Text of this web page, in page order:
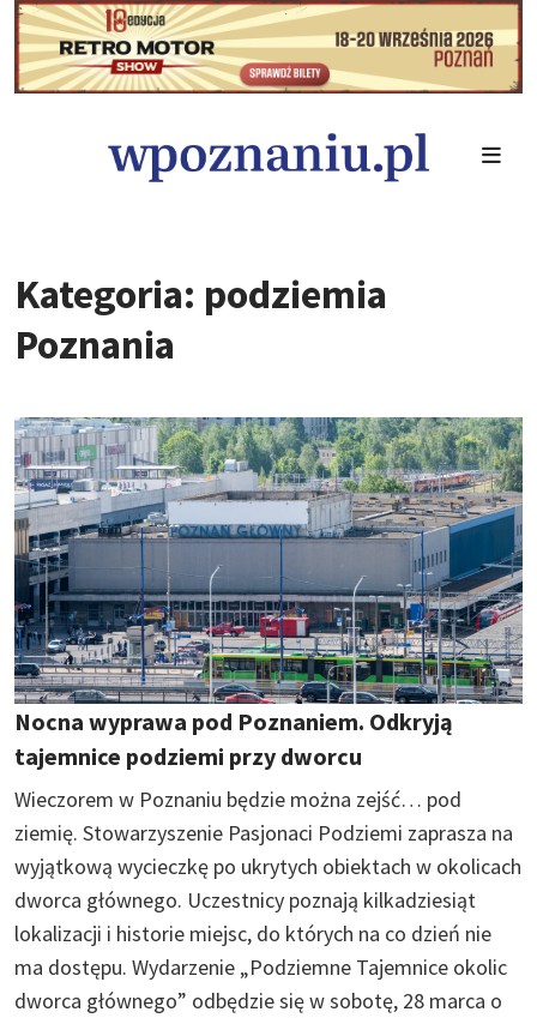
Kategoria: podziemia
Poznania
Nocna wyprawa pod Poznaniem. Odkryją
tajemnice podziemi przy dworcu
Wieczorem w Poznaniu będzie można zejść… pod
ziemię. Stowarzyszenie Pasjonaci Podziemi zaprasza na
wyjątkową wycieczkę po ukrytych obiektach w okolicach
dworca głównego. Uczestnicy poznają kilkadziesiąt
lokalizacji i historie miejsc, do których na co dzień nie
ma dostępu. Wydarzenie „Podziemne Tajemnice okolic
dworca głównego” odbędzie się w sobotę, 28 marca o